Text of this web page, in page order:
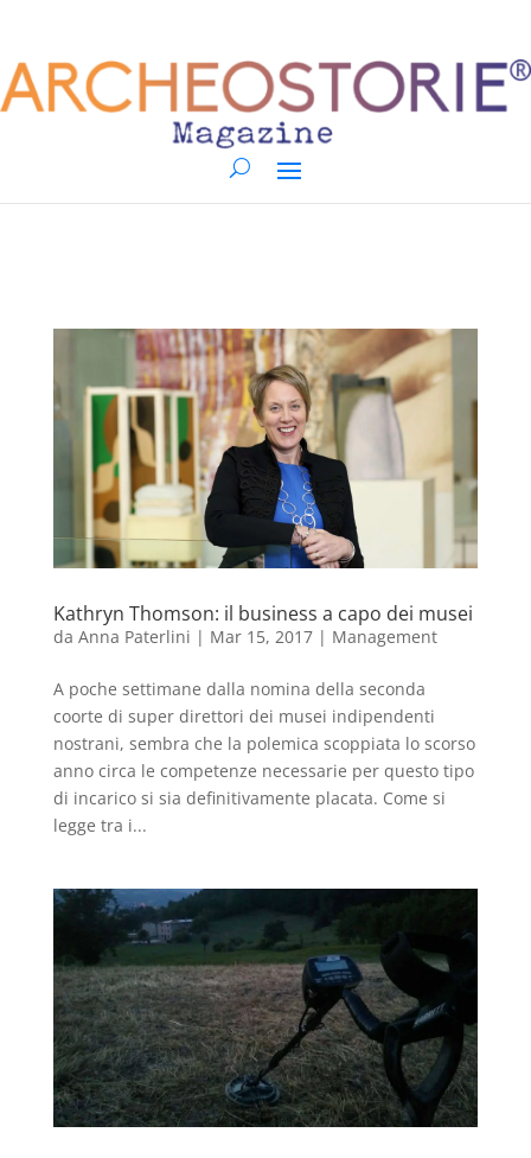
Kathryn Thomson: il business a capo dei musei
da Anna Paterlini | Mar 15, 2017| Management
A poche settimane dalla nomina della seconda
coorte di super direttori dei musei indipendenti
nostrani, sembra che la polemica scoppiata lo scorso
anno circa le competenze necessarie per questo tipo
di incarico si sia definitivamente placata. Come si
legge tra i...